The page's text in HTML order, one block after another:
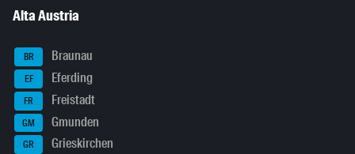
Alta Austria
BR Braunau
EF Eferding
FR Freistadt
GM Gmunden
GR Grieskirchen